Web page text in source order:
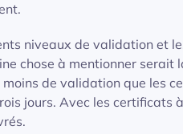
niveaux de validation et
chose à mentionner serait
de validation que les
jours. Avec les certificats